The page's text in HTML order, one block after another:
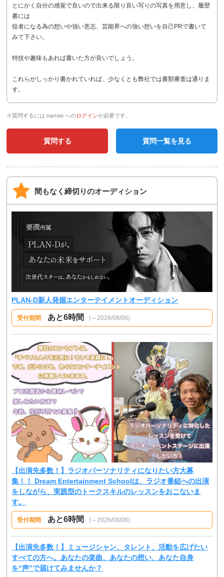
とにかく自分の感覚で良いので出来る限り良い写りの写真を用意し、履歴
書には
役者になる為の想いや強い意志、芸能界への強い想いを自己PRで書いて
みて下さい。
特技や趣味もあれば書いた方が良いでしょう。
これらがしっかり書かれていれば、少なくとも弊社では書類審査は通りま
す。
※質問するには narrow へのログインが必要です。
質問する 質問一覧を見る
間もなく締切りのオーディション
PLAN-D新人発掘エンターテイメントオーディション
受付期間 あと6時間 (～2026/08/08)
【出演先多数！】ラジオパーソナリティになりたい方大募
集！！ Dream Entertainment Schoolは、ラジオ番組への出演
をしながら、実践型のトークスキルのレッスンをおこないま
す。
受付期間 あと6時間 (～2026/08/08)
【出演先多数！】ミュージシャン、タレント、活動を広げたい
すべての方へ。あなたの楽曲、あなたの想い、あなた自身
を“声”で届けてみませんか？